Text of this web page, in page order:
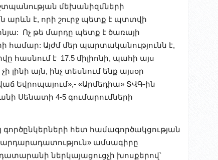
մեխանիզմների
արևն է, որի շուրջ պետք է պտտվի
Ոչ թե մարդը պետք է ծառայի
համար: Այժմ մեր պարտականությունն է,
հասնում է 17.5 միլիոնի, պահի այս
լինի այն, ինչ տեսնում ենք այսօր
Եվրոպայում»,- «Արմեդիա» ՏՎԳ-ին
Սենատի 4-5 գումարումների
հետ համագործակցության
ամսագիրը
ներկայացուցչի խոսքերով՝